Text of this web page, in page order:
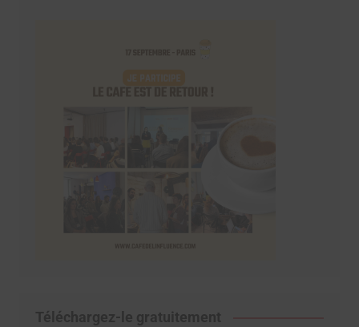
Téléchargez-le gratuitement